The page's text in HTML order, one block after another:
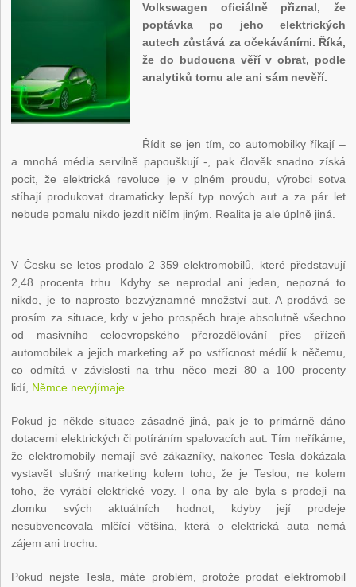
Volkswagen oficiálně přiznal, že
poptávka po jeho elektrických
autech zůstává za očekáváními. Říká,
že do budoucna věří v obrat, podle
analytiků tomu ale ani sám nevěří.
Řídit se jen tím, co automobilky říkají –
a mnohá média servilně papouškují -, pak člověk snadno získá
pocit, že elektrická revoluce je v plném proudu, výrobci sotva
stíhají produkovat dramaticky lepší typ nových aut a za pár let
nebude pomalu nikdo jezdit ničím jiným. Realita je ale úplně jiná.
V Česku se letos prodalo 2 359 elektromobilů, které představují
2,48 procenta trhu. Kdyby se neprodal ani jeden, nepozná to
nikdo, je to naprosto bezvýznamné množství aut. A prodává se
prosím za situace, kdy v jeho prospěch hraje absolutně všechno
od masivního celoevropského přerozdělování přes přízeň
automobilek a jejich marketing až po vstřícnost médií k něčemu,
co odmítá v závislosti na trhu něco mezi 80 a 100 procenty
lidí, Němce nevyjímaje.
Pokud je někde situace zásadně jiná, pak je to primárně dáno
dotacemi elektrických či potíráním spalovacích aut. Tím neříkáme,
že elektromobily nemají své zákazníky, nakonec Tesla dokázala
vystavět slušný marketing kolem toho, že je Teslou, ne kolem
toho, že vyrábí elektrické vozy. I ona by ale byla s prodeji na
zlomku svých aktuálních hodnot, kdyby její prodeje
nesubvencovala mlčící většina, která o elektrická auta nemá
zájem ani trochu.
Pokud nejste Tesla, máte problém, protože prodat elektromobil